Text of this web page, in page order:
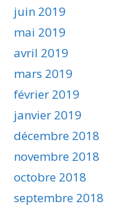
juin 2019
mai 2019
avril 2019
mars 2019
février 2019
janvier 2019
décembre 2018
novembre 2018
octobre 2018
septembre 2018